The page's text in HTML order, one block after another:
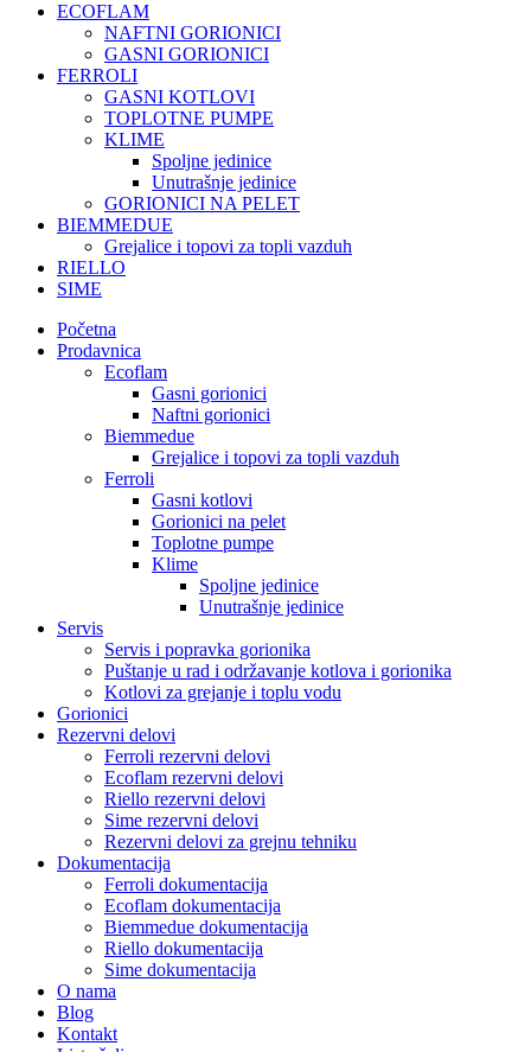
ECOFLAM
NAFTNI GORIONICI
GASNI GORIONICI
FERROLI
GASNI KOTLOVI
TOPLOTNE PUMPE
KLIME
Spoljne jedinice
Unutrašnje jedinice
GORIONICI NA PELET
BIEMMEDUE
Grejalice i topovi za topli vazduh
RIELLO
SIME
Početna
Prodavnica
Ecoflam
Gasni gorionici
Naftni gorionici
Biemmedue
Grejalice i topovi za topli vazduh
Ferroli
Gasni kotlovi
Gorionici na pelet
Toplotne pumpe
Klime
Spoljne jedinice
Unutrašnje jedinice
Servis
Servis i popravka gorionika
Puštanje u rad i održavanje kotlova i gorionika
Kotlovi za grejanje i toplu vodu
Gorionici
Rezervni delovi
Ferroli rezervni delovi
Ecoflam rezervni delovi
Riello rezervni delovi
Sime rezervni delovi
Rezervni delovi za grejnu tehniku
Dokumentacija
Ferroli dokumentacija
Ecoflam dokumentacija
Biemmedue dokumentacija
Riello dokumentacija
Sime dokumentacija
O nama
Blog
Kontakt